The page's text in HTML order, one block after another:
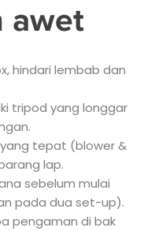
awet
hindari lembab dan
tripod yang longgar
tepat (blower &
lap.
sebelum mulai
pada dua set-up).
pengaman di bak